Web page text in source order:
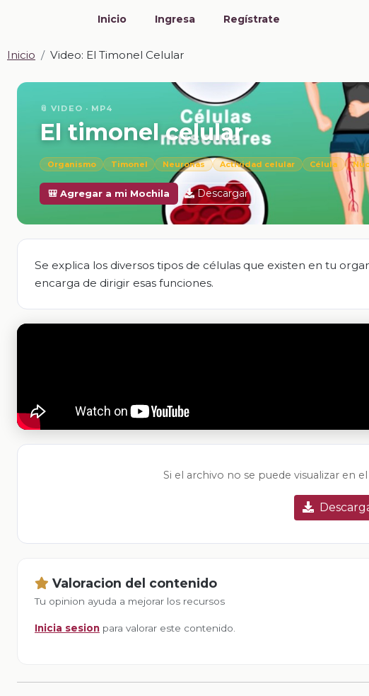
Inicio Ingresa Regístrate
Inicio Video: El Timonel Celular
📎 VIDEO · MP4
El timonel celular
Organismo Timonel Neuronas Actividad celular Célula
🎒 Agregar a mi Mochila Descargar
Se explica los diversos tipos de células que existen en tu
encarga de dirigir esas funciones.
Si el archivo no se puede visualizar en
Valoracion del contenido
Tu opinion ayuda a mejorar los recursos
Inicia sesion para valorar este contenido.